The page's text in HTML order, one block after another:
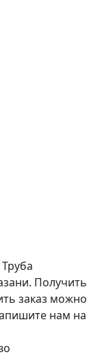
Получить
заказ можно
нам на